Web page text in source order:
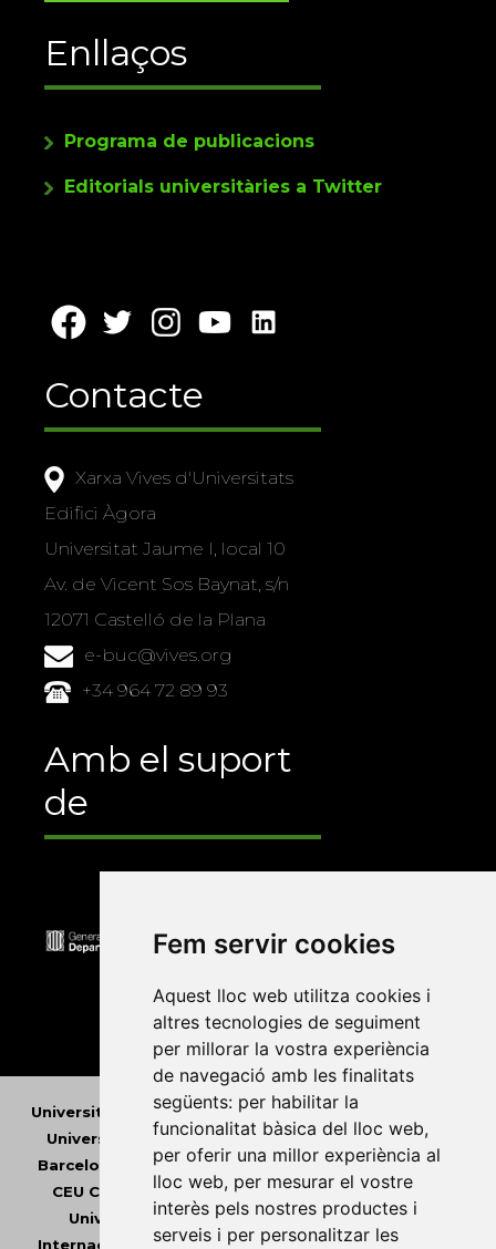
Fem servir cookies
Aquest lloc web utilitza cookies i
altres tecnologies de seguiment
per millorar la vostra experiència
de navegació amb les finalitats
següents: per habilitar la
funcionalitat bàsica del lloc web,
per oferir una millor experiència al
lloc web, per mesurar el vostre
interès pels nostres productes i
serveis i per personalitzar les
Enllaços
Programa de publicacions
Editorials universitàries a Twitter
Contacte
Xarxa Vives d'Universitats
Edifici Àgora
Universitat Jaume I, local 10
Av. de Vicent Sos Baynat, s/n
12071 Castelló de la Plana
e-buc@vives.org
+34 964 72 89 93
Amb el suport
de
Universitat Abat Oliba CEU•Universitat d'Alacant
Universitat d'Andorra•Universitat Autònoma de
Barcelona
Universitat de Barcelona• Universitat
CEU Cardenal Herrera•Universitat de Girona
Universitat de les Illes Balears• Universitat
Internacional de Catalunya •Universitat Jaume I